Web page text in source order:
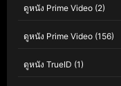
ดูหนัง Prime Video (2)
ดูหนัง Prime Video (156)
ดูหนัง TrueID (1)